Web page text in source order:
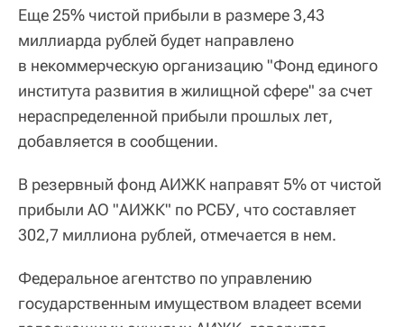
Еще 25% чистой прибыли в размере 3,43
миллиарда рублей будет направлено
в некоммерческую организацию "Фонд единого
института развития в жилищной сфере" за счет
нераспределенной прибыли прошлых лет,
добавляется в сообщении.
В резервный фонд АИЖК направят 5% от чистой
прибыли АО "АИЖК" по РСБУ, что составляет
302,7 миллиона рублей, отмечается в нем.
Федеральное агентство по управлению
государственным имуществом владеет всеми